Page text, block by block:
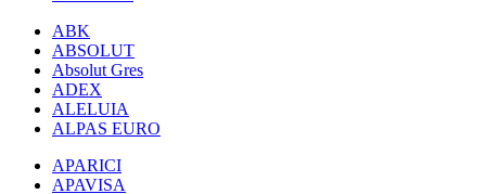
ABK
ABSOLUT
Absolut Gres
ADEX
ALELUIA
ALPAS EURO
APARICI
APAVISA